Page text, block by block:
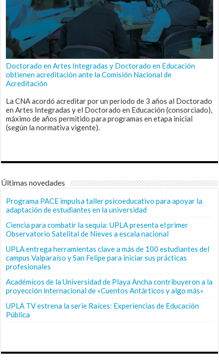
Doctorado en Artes Integradas y Doctorado en Educación
obtienen acreditación ante la Comisión Nacional de
Acreditación
La CNA acordó acreditar por un periodo de 3 años al Doctorado
en Artes Integradas y el Doctorado en Educación (consorciado),
máximo de años permitido para programas en etapa inicial
(según la normativa vigente).
Últimas novedades
Programa PACE impulsa taller psicoeducativo para apoyar la
adaptación de estudiantes en la universidad
Ciencia para combatir la sequía: UPLA presenta el primer
Observatorio Satelital de Nieves a escala nacional
UPLA entrega herramientas clave a más de 100 estudiantes del
campus Valparaíso y San Felipe para iniciar sus prácticas
profesionales
Académicos de la Universidad de Playa Ancha contribuyeron a la
proyección internacional de «Cuentos Antárticos y algo más»
UPLA TV estrena la serie Raíces: Experiencias de Educación
Pública